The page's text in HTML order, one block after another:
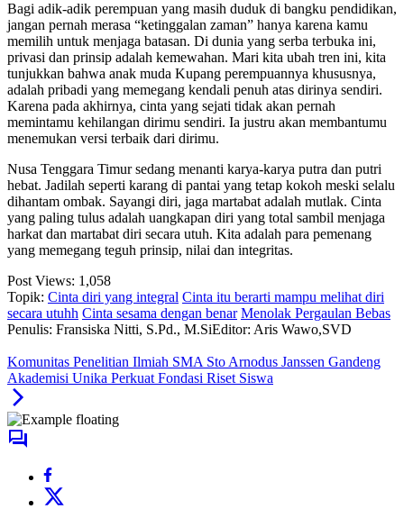
Bagi adik-adik perempuan yang masih duduk di bangku pendidikan,
jangan pernah merasa “ketinggalan zaman” hanya karena kamu
memilih untuk menjaga batasan. Di dunia yang serba terbuka ini,
privasi dan prinsip adalah kemewahan. Mari kita ubah tren ini, kita
tunjukkan bahwa anak muda Kupang perempuannya khususnya,
adalah pribadi yang memegang kendali penuh atas dirinya sendiri.
Karena pada akhirnya, cinta yang sejati tidak akan pernah
memintamu kehilangan dirimu sendiri. Ia justru akan membantumu
menemukan versi terbaik dari dirimu.
Nusa Tenggara Timur sedang menanti karya-karya putra dan putri
hebat. Jadilah seperti karang di pantai yang tetap kokoh meski selalu
dihantam ombak. Sayangi diri, jaga martabat adalah mutlak. Cinta
yang paling tulus adalah uangkapan diri yang total sambil menjaga
harkat dan martabat diri secara utuh. Kita adalah para pemenang
yang memegang teguh prinsip, nilai dan integritas.
Post Views: 1,058
Topik: Cinta diri yang integral Cinta itu berarti mampu melihat diri
secara utuhh Cinta sesama dengan benar Menolak Pergaulan Bebas
Penulis: Fransiska Nitti, S.Pd., M.SiEditor: Aris Wawo,SVD
Komunitas Penelitian Ilmiah SMA Sto Arnodus Janssen Gandeng
Akademisi Unika Perkuat Fondasi Riset Siswa